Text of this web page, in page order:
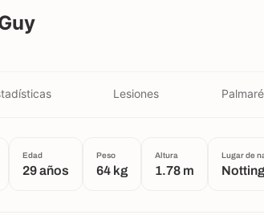
Lesiones
Edad
29 años
Peso
64 kg
Altura
1.78 m
Lugar de